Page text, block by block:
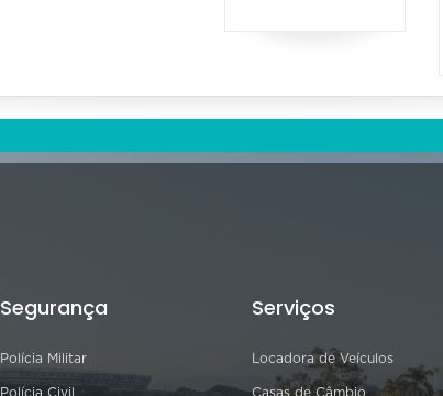
Segurança
Polícia Militar
Polícia Civil
Serviços
Locadora de Veículos
Casas de Câmbio